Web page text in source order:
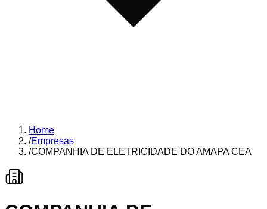
Home
/Empresas
/COMPANHIA DE ELETRICIDADE DO AMAPA CEA